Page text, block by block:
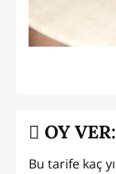
OY VER:
Bu tarife kaç